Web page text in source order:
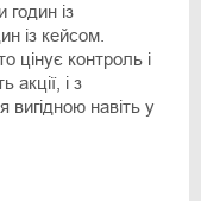
із
із кейсом.
цінує контроль і
акції, і з
навіть у